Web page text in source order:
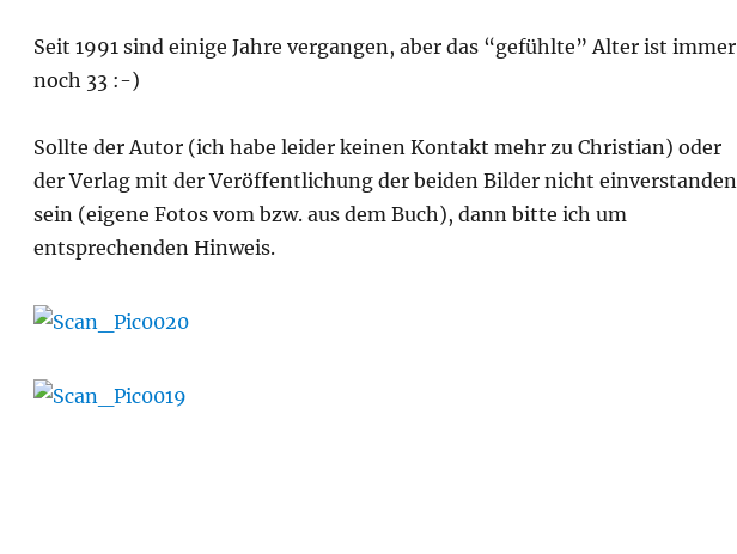
Seit 1991 sind einige Jahre vergangen, aber das “gefühlte” Alter ist immer
noch 33 :-)
Sollte der Autor (ich habe leider keinen Kontakt mehr zu Christian) oder
der Verlag mit der Veröffentlichung der beiden Bilder nicht einverstanden
sein (eigene Fotos vom bzw. aus dem Buch), dann bitte ich um
entsprechenden Hinweis.